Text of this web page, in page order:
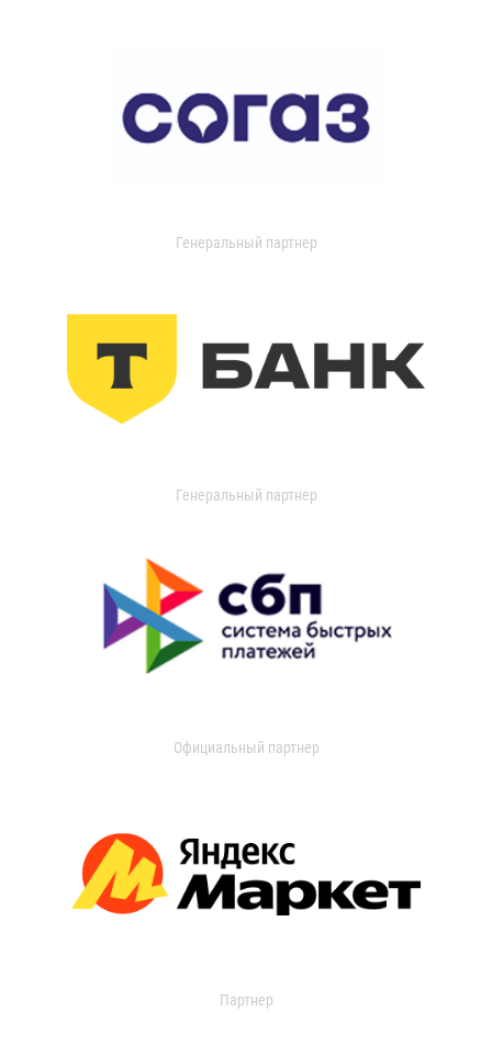
Генеральный партнер
Генеральный партнер
Официальный партнер
Партнер